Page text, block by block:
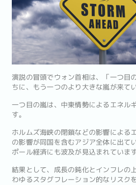
演説の冒頭でウォン首相は、「一つ目
ちに、もう一つのより大きな嵐が来て
一つ目の嵐は、中東情勢によるエネル
す。
ホルムズ海峡の閉鎖などの影響による
の影響が同国を含むアジア全体に出て
ポール経済にも波及が見込まれています
結果として、成長の鈍化とインフレの
わゆるスタグフレーション的なリスク